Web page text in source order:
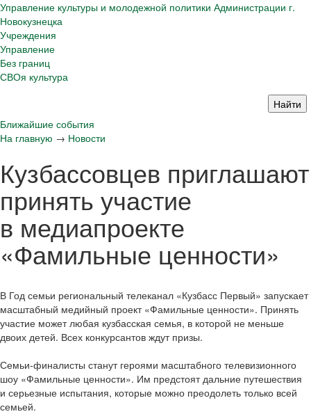
Управление культуры и молодежной политики Администрации г.
Новокузнецка
Учреждения
Управление
Без границ
СВОя культура
Ближайшие события
На главную → Новости
Кузбассовцев приглашают
принять участие
в медиапроекте
«Фамильные ценности»
В Год семьи региональный телеканал «Кузбасс Первый» запускает
масштабный медийный проект «Фамильные ценности». Принять
участие может любая кузбасская семья, в которой не меньше
двоих детей. Всех конкурсантов ждут призы.
Семьи-финалисты станут героями масштабного телевизионного
шоу «Фамильные ценности». Им предстоят дальние путешествия
и серьезные испытания, которые можно преодолеть только всей
семьей.